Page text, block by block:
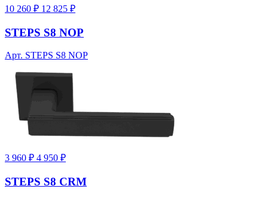
10 260 ₽ 12 825 ₽
STEPS S8 NOP
Арт. STEPS S8 NOP
3 960 ₽ 4 950 ₽
STEPS S8 CRM